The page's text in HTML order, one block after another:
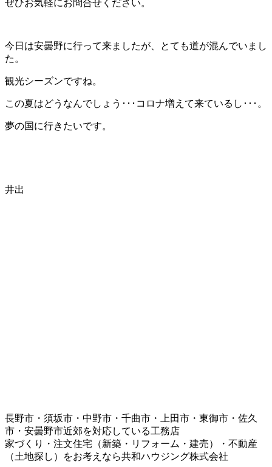
ぜひお気軽にお問合せください。
今日は安曇野に行って来ましたが、とても道が混んでいまし
た。
観光シーズンですね。
この夏はどうなんでしょう･･･コロナ増えて来ているし･･･。
夢の国に行きたいです。
井出
長野市・須坂市・中野市・千曲市・上田市・東御市・佐久
市・安曇野市近郊を対応している工務店
家づくり・注文住宅（新築・リフォーム・建売）・不動産
（土地探し）をお考えなら共和ハウジング株式会社